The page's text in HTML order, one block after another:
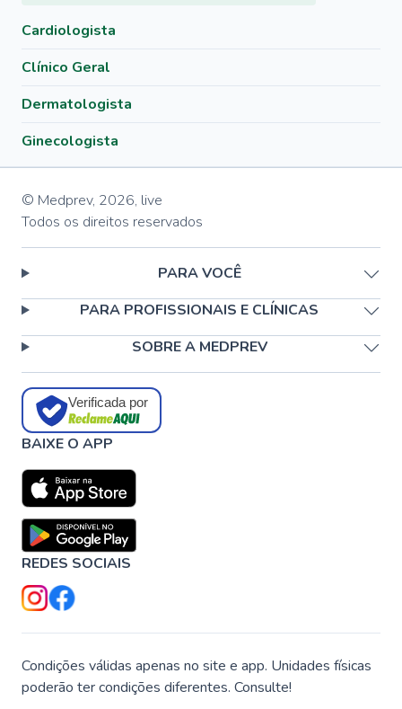
Cardiologista
Clínico Geral
Dermatologista
Ginecologista
© Medprev, 2026, live
Todos os direitos reservados
PARA VOCÊ
PARA PROFISSIONAIS E CLÍNICAS
SOBRE A MEDPREV
Verificada por
BAIXE O APP
REDES SOCIAIS
Condições válidas apenas no site e app. Unidades físicas
poderão ter condições diferentes. Consulte!